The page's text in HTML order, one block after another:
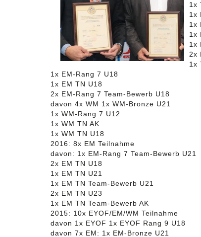
1x
1x
1x
1x
1x
2x
1x
1x EM-Rang 7 U18
1x EM TN U18
2x EM-Rang 7 Team-Bewerb U18
davon 4x WM 1x WM-Bronze U21
1x WM-Rang 7 U12
1x WM TN AK
1x WM TN U18
2016: 8x EM Teilnahme
davon: 1x EM-Rang 7 Team-Bewerb U21
2x EM TN U18
1x EM TN U21
1x EM TN Team-Bewerb U21
2x EM TN U23
1x EM TN Team-Bewerb AK
2015: 10x EYOF/EM/WM Teilnahme
davon 1x EYOF 1x EYOF Rang 9 U18
davon 7x EM: 1x EM-Bronze U21